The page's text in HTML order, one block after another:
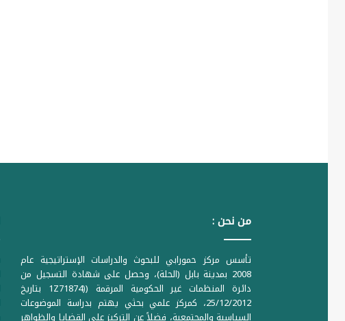
من نحن :
تأسس مركز حمورابي للبحوث والدراسات الإستراتيجية عام
2008 بمدينة بابل (الحلة)، وحصل على شهادة التسجيل من
دائرة المنظمات غير الحكومية المرقمة ((1Z71874 بتاريخ
25/12/2012، كمركز علمي بحثي يهتم بدراسة الموضوعات
السياسية والمجتمعية، فضلاً عن التركيز على القضايا والظواهر